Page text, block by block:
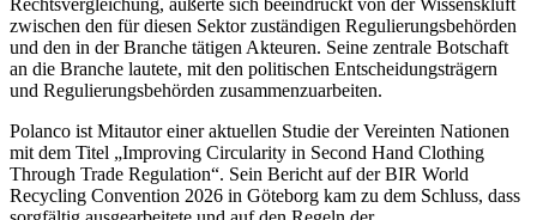
zwischen den für diesen Sektor zuständigen Regulierungsbehörden
und den in der Branche tätigen Akteuren. Seine zentrale Botschaft
an die Branche lautete, mit den politischen Entscheidungsträgern
und Regulierungsbehörden zusammenzuarbeiten.
Polanco ist Mitautor einer aktuellen Studie der Vereinten Nationen
mit dem Titel „Improving Circularity in Second Hand Clothing
Through Trade Regulation“. Sein Bericht auf der BIR World
Recycling Convention 2026 in Göteborg kam zu dem Schluss, dass